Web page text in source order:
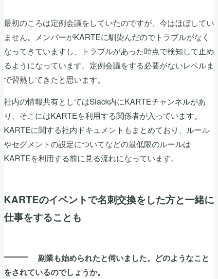
最初のころは定例会議をしていたのですが、今はほぼしてい
ません。メンバーがKARTEに馴染んだのでトラブルがなく
なってきていますし、トラブルがあった時点で検知して止め
るようになっています。定例会議をする必要がないレベルま
で習熟してきたと思います。
社内の情報共有としてはSlack内にKARTEチャンネルがあ
り、そこにはKARTEを利用する関係者が入っています。
KARTEに関する社内ドキュメントもまとめており、ルール
やセグメントの設定についてなどの最低限のルールは
KARTEを利用する前に見る流れになっています。
KARTEのイベントで名刺交換をした方と一緒に
仕事をすることも
副業も始められたと伺いました。どのようなこと
をされているのでしょうか。